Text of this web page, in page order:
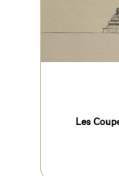
Les